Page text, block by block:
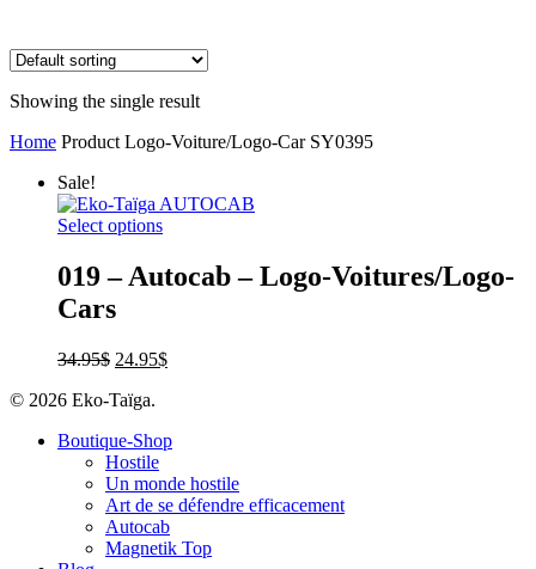
Showing the single result
Home Product Logo-Voiture/Logo-Car SY0395
Sale!
Select options
019 – Autocab – Logo-Voitures/Logo-
Cars
34.95$ 24.95$
© 2026 Eko-Taïga.
Boutique-Shop
Hostile
Un monde hostile
Art de se défendre efficacement
Autocab
Magnetik Top